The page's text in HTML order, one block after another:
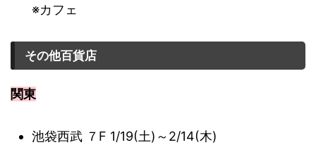
※カフェ
その他百貨店
関東
池袋西武 ７F 1/19(土)～2/14(木)